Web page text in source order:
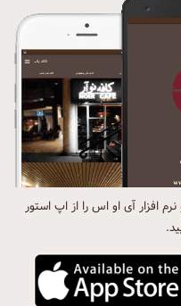
نرم افزار آی او اس را از اپ استور